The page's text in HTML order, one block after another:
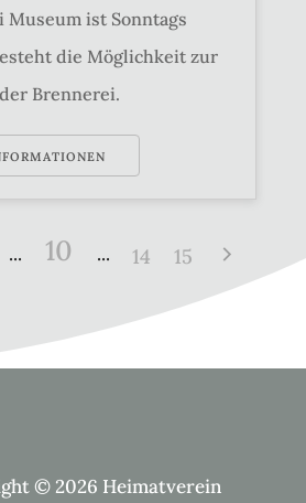
Museum ist Sonntags
die Möglichkeit zur
Brennerei.
10 14 15
© 2026 Heimatverein